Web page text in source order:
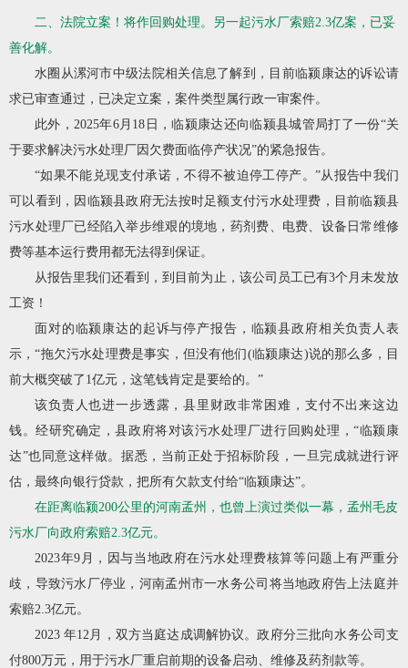
二、法院立案！将作回购处理。另一起污水厂索赔2.3亿案，已妥
善化解。
水圈从漯河市中级法院相关信息了解到，目前临颍康达的诉讼请
求已审查通过，已决定立案，案件类型属行政一审案件。
此外，2025年6月18日，临颍康达还向临颍县城管局打了一份“关
于要求解决污水处理厂因欠费面临停产状况”的紧急报告。
“如果不能兑现支付承诺，不得不被迫停工停产。”从报告中我们
可以看到，因临颍县政府无法按时足额支付污水处理费，目前临颍县
污水处理厂已经陷入举步维艰的境地， 药剂费、电费、设备日常维修
费等基本运行费用都无法得到保证。
从报告里我们还看到，到目前为止，该公司员工已有3个月未发放
工资！
面对的临颍康达的起诉与停产报告，临颍县政府相关负责人表
示，“拖欠污水处理费是事实，但没有他们(临颍康达)说的那么多，目
前大概突破了1亿元，这笔钱肯定是要给的。”
该负责人也进一步透露，县里财政非常困难，支付不出来这边
钱。经研究确定，县政府将对该污水处理厂进行回购处理 ，“临颍康
达”也同意这样做。据悉，当前正处于招标阶段，一旦完成就进行评
估，最终向银行贷款，把所有欠款支付给“临颍康达”。
在距离临颍200公里的河南孟州，也曾上演过类似一幕，孟州毛皮
污水厂向政府索赔2.3亿元。
2023年9月，因与当地政府在污水处理费核算等问题上有严重分
歧，导致污水厂停业，河南孟州市一水务公司将当地政府告上法庭并
索赔2.3亿元。
2023 年12月，双方当庭达成调解协议。政府分三批向水务公司支
付800万元，用于污水厂重启前期的设备启动、维修及药剂款等。